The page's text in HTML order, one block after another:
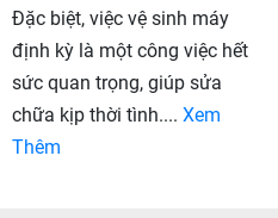
Đặc biệt, việc vệ sinh máy
định kỳ là một công việc hết
sức quan trọng, giúp sửa
chữa kịp thời tình.... Xem
Thêm